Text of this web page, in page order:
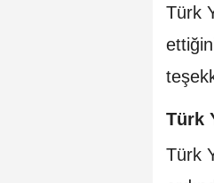
Türk
Türk
Türk